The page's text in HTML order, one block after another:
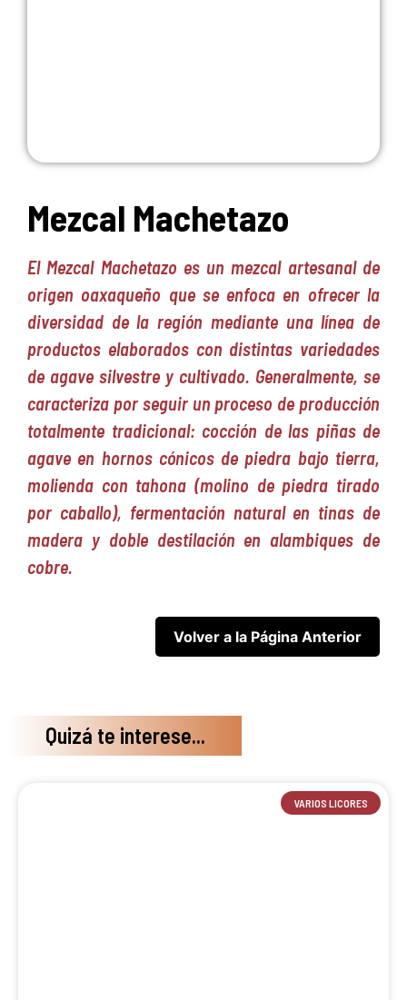
Mezcal Machetazo
El Mezcal Machetazo es un mezcal artesanal de
origen oaxaqueño que se enfoca en ofrecer la
diversidad de la región mediante una línea de
productos elaborados con distintas variedades
de agave silvestre y cultivado. Generalmente, se
caracteriza por seguir un proceso de producción
totalmente tradicional: cocción de las piñas de
agave en hornos cónicos de piedra bajo tierra,
molienda con tahona (molino de piedra tirado
por caballo), fermentación natural en tinas de
madera y doble destilación en alambiques de
cobre.
Quizá te interese...
VARIOS LICORES